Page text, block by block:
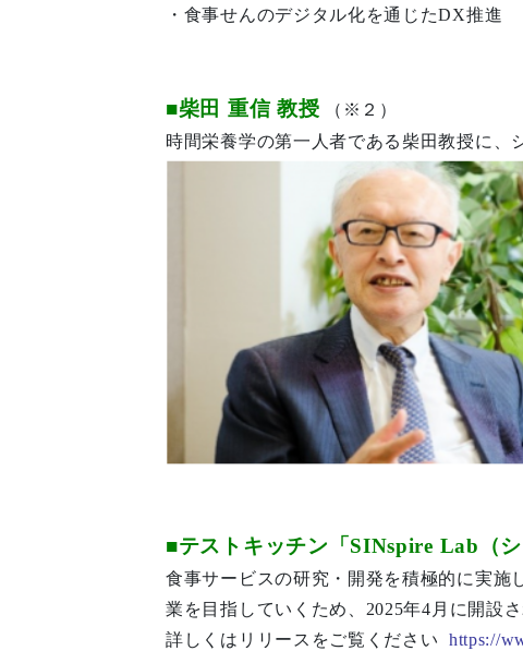
・食事せんのデジタル化を通じたDX推進
■柴田 重信 教授 （※２）
時間栄養学の第一人者である柴田教授に、
■テストキッチン「SINspire Lab（
食事サービスの研究・開発を積極的に実施
業を目指していくため、2025年4月に開設さ
詳しくはリリースをご覧ください https://